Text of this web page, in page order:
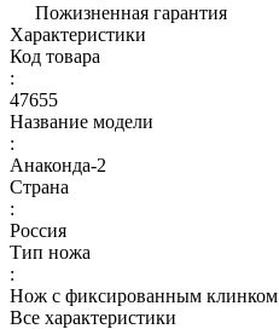
Пожизненная гарантия
Характеристики
Код товара
:
47655
Название модели
:
Анаконда-2
Страна
:
Россия
Тип ножа
:
Нож с фиксированным клинком
Все характеристики